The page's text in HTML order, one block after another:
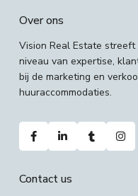
Over ons
Vision Real Estate
niveau van expertise,
bij de marketing en
huuraccommodaties.
Contact us